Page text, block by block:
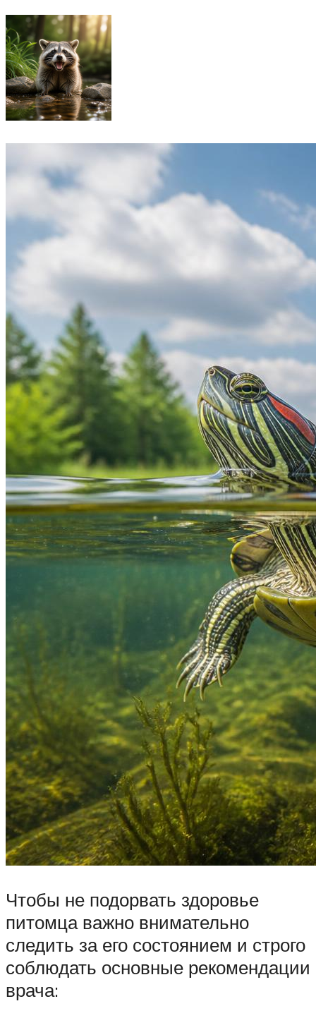
Чтобы не подорвать здоровье
питомца важно внимательно
следить за его состоянием и строго
соблюдать основные рекомендации
врача: